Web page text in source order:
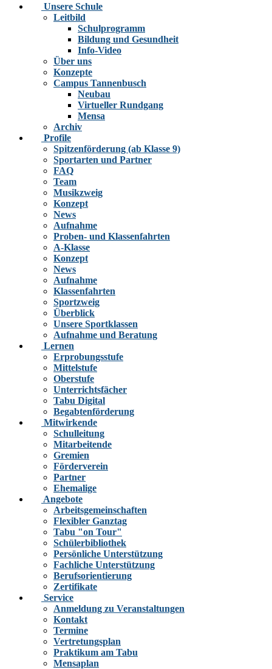
Unsere Schule
Leitbild
Schulprogramm
Bildung und Gesundheit
Info-Video
Über uns
Konzepte
Campus Tannenbusch
Neubau
Virtueller Rundgang
Mensa
Archiv
Profile
Spitzenförderung (ab Klasse 9)
Sportarten und Partner
FAQ
Team
Musikzweig
Konzept
News
Aufnahme
Proben- und Klassenfahrten
A-Klasse
Konzept
News
Aufnahme
Klassenfahrten
Sportzweig
Überblick
Unsere Sportklassen
Aufnahme und Beratung
Lernen
Erprobungsstufe
Mittelstufe
Oberstufe
Unterrichtsfächer
Tabu Digital
Begabtenförderung
Mitwirkende
Schulleitung
Mitarbeitende
Gremien
Förderverein
Partner
Ehemalige
Angebote
Arbeitsgemeinschaften
Flexibler Ganztag
Tabu "on Tour"
Schülerbibliothek
Persönliche Unterstützung
Fachliche Unterstützung
Berufsorientierung
Zertifikate
Service
Anmeldung zu Veranstaltungen
Kontakt
Termine
Vertretungsplan
Praktikum am Tabu
Mensaplan